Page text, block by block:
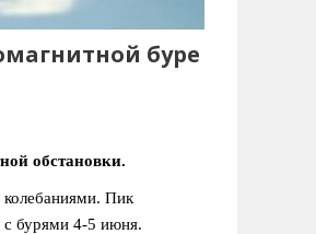
буре
обстановки.
Пик
с бурями 4-5 июня.